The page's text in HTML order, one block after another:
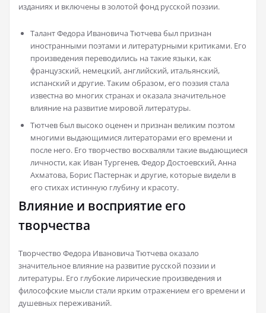
изданиях и включены в золотой фонд русской поэзии.
Талант Федора Ивановича Тютчева был признан
иностранными поэтами и литературными критиками. Его
произведения переводились на такие языки, как
французский, немецкий, английский, итальянский,
испанский и другие. Таким образом, его поэзия стала
известна во многих странах и оказала значительное
влияние на развитие мировой литературы.
Тютчев был высоко оценен и признан великим поэтом
многими выдающимися литераторами его времени и
после него. Его творчество восхваляли такие выдающиеся
личности, как Иван Тургенев, Федор Достоевский, Анна
Ахматова, Борис Пастернак и другие, которые видели в
его стихах истинную глубину и красоту.
Влияние и восприятие его
творчества
Творчество Федора Ивановича Тютчева оказало
значительное влияние на развитие русской поэзии и
литературы. Его глубокие лирические произведения и
философские мысли стали ярким отражением его времени и
душевных переживаний.